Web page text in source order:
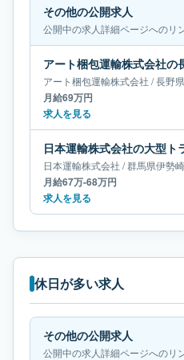
その他の公開求人
公開中の求人詳細ページへのリ
アート梱包運輸株式会社 /長野県
月給69万円
求人を見る
日本運輸株式会社 /群馬県伊勢
月給67万-68万円
求人を見る
休日が多い求人
その他の公開求人
公開中の求人詳細ページへのリ